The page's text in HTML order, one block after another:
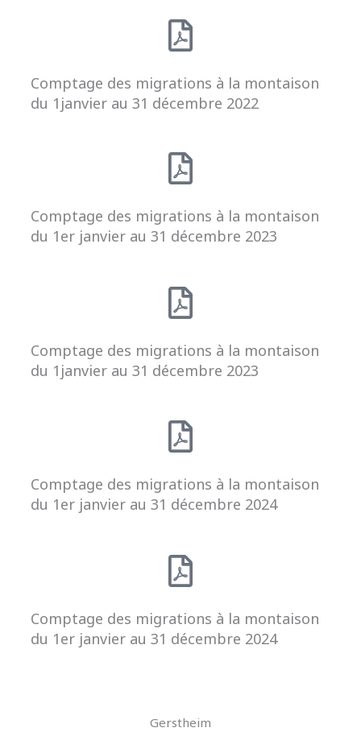
Comptage des migrations à la montaison
du 1janvier au 31 décembre 2022
Comptage des migrations à la montaison
du 1er janvier au 31 décembre 2023
Comptage des migrations à la montaison
du 1janvier au 31 décembre 2023
Comptage des migrations à la montaison
du 1er janvier au 31 décembre 2024
Comptage des migrations à la montaison
du 1er janvier au 31 décembre 2024
Gerstheim